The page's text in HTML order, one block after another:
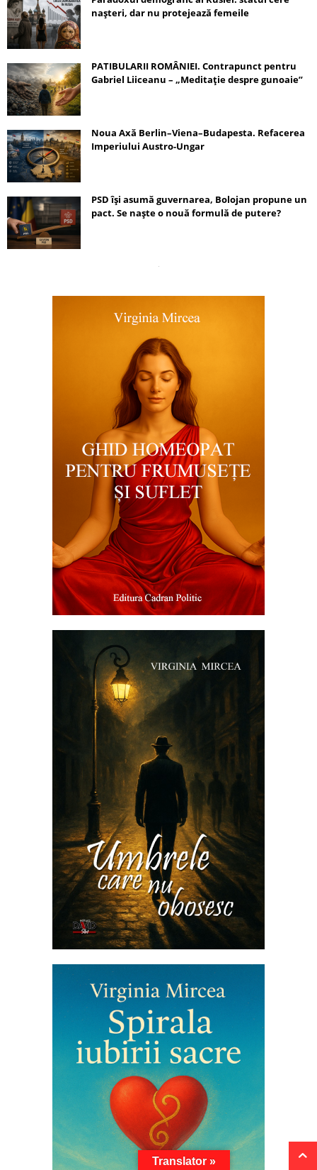
nașteri, dar nu protejează femeile
PATIBULARII ROMÂNIEI. Contrapunct pentru
Gabriel Liiceanu – „Meditație despre gunoaie”
Noua Axă Berlin–Viena–Budapesta. Refacerea
Imperiului Austro-Ungar
PSD își asumă guvernarea, Bolojan propune un
pact. Se naște o nouă formulă de putere?
Translator »